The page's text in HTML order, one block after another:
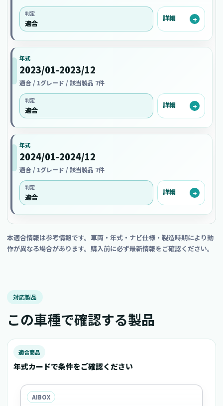
判定
適合
詳細
年式
2023/01-2023/12
適合 / 1グレード / 該当製品 7件
判定
適合
詳細
年式
2024/01-2024/12
適合 / 1グレード / 該当製品 7件
判定
適合
詳細
本適合情報は参考情報です。車両・年式・ナビ仕様・製造時期により動
作が異なる場合があります。購入前に必ず最新情報をご確認ください。
対応製品
この車種で確認する製品
適合商品
年式カードで条件をご確認ください
AIBOX